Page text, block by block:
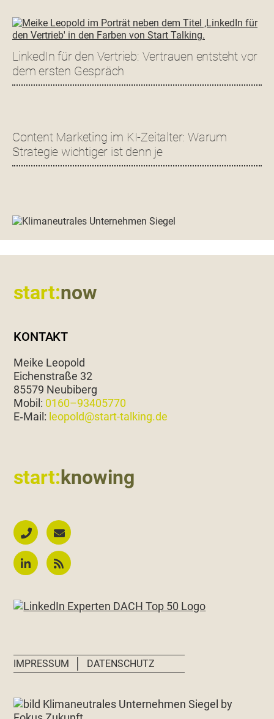
LinkedIn für den Vertrieb: Vertrauen entsteht vor
dem ersten Gespräch
Content Marketing im KI-Zeitalter: Warum
Strategie wichtiger ist denn je
start:now
KONTAKT
Meike Leopold
Eichen­straße 32
85579 Neubiberg
Mobil: 0160–93405770
E‑Mail: leopold@start-talking.de
start:knowing
IMPRESSUM DATENSCHUTZ